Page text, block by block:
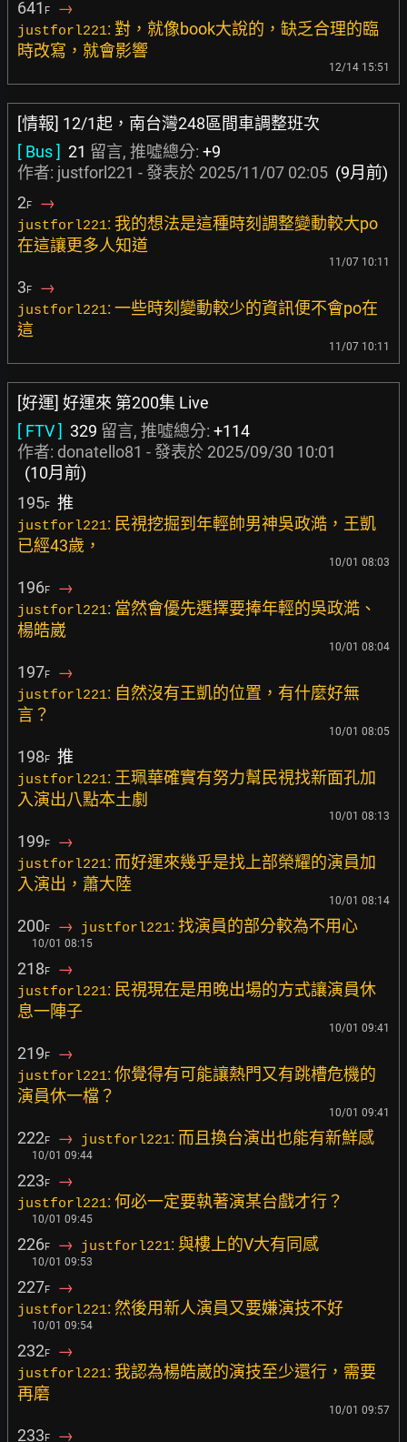
641 F →
justforl221: 對，就像book大說的，缺乏合理的臨
時改寫，就會影響
12/14 15:51
[情報] 12/1起，南台灣248區間車調整班次
[ Bus ] 21 留言, 推噓總分: +9
作者: justforl221 - 發表於 2025/11/07 02:05 (9月前)
2F →
justforl221: 我的想法是這種時刻調整變動較大po
在這讓更多人知道
11/07 10:11
3F →
justforl221: 一些時刻變動較少的資訊便不會po在
這
11/07 10:11
[好運] 好運來 第200集 Live
[ FTV ] 329 留言, 推噓總分: +114
作者: donatello81 - 發表於 2025/09/30 10:01
(10月前)
195F 推
justforl221: 民視挖掘到年輕帥男神吳政澔，王凱
已經43歲，
10/01 08:03
196F →
justforl221: 當然會優先選擇要捧年輕的吳政澔、
楊皓崴
10/01 08:04
197F →
justforl221: 自然沒有王凱的位置，有什麼好無
言？
10/01 08:05
198F 推
justforl221: 王珮華確實有努力幫民視找新面孔加
入演出八點本土劇
10/01 08:13
199F →
justforl221: 而好運來幾乎是找上部榮耀的演員加
入演出，蕭大陸
10/01 08:14
200F → justforl221: 找演員的部分較為不用心
10/01 08:15
218F →
justforl221: 民視現在是用晚出場的方式讓演員休
息一陣子
10/01 09:41
219F →
justforl221: 你覺得有可能讓熱門又有跳槽危機的
演員休一檔？
10/01 09:41
222F → justforl221: 而且換台演出也能有新鮮感
10/01 09:44
223F →
justforl221: 何必一定要執著演某台戲才行？
10/01 09:45
226F → justforl221: 與樓上的V大有同感
10/01 09:53
227F →
justforl221: 然後用新人演員又要嫌演技不好
10/01 09:54
232F →
justforl221: 我認為楊皓崴的演技至少還行，需要
再磨
10/01 09:57
233F →